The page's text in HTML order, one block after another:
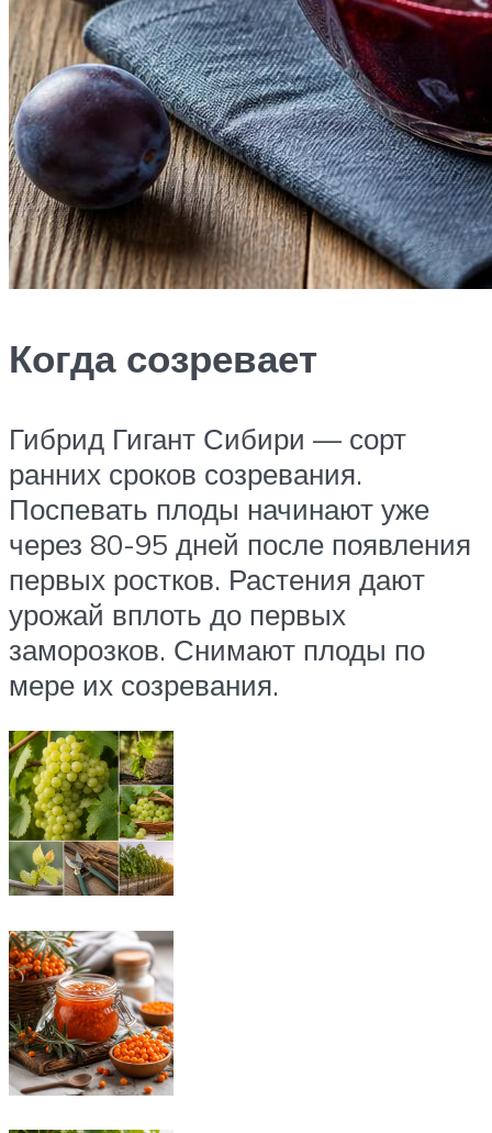
Когда созревает
Гибрид Гигант Сибири — сорт
ранних сроков созревания.
Поспевать плоды начинают уже
через 80-95 дней после появления
первых ростков. Растения дают
урожай вплоть до первых
заморозков. Снимают плоды по
мере их созревания.